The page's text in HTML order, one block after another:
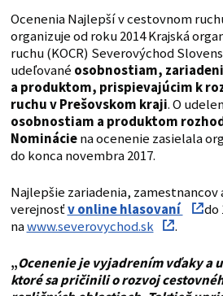
Ocenenia Najlepší v cestovnom
organizuje od roku 2014 Krajská
ruchu (KOCR) Severovýchod
udeľované osobnostiam,
a produktom, prispievajúcim k
ruchu v Prešovskom kraji. O
osobnostiam a produktom
Nomináciena ocenenie zasielala
do konca novembra 2017.
Najlepšie zariadenia,
verejnosťv online hlasovaní
do
nawww.severovychod.sk .
„Ocenenie je vyjadrením vďaky a
ktoré sa pričinili o rozvoj